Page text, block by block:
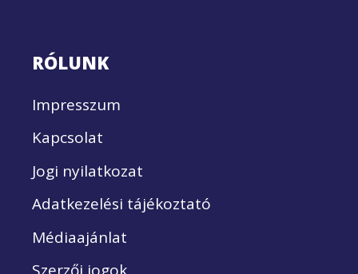
RÓLUNK
Impresszum
Kapcsolat
Jogi nyilatkozat
Adatkezelési tájékoztató
Médiaajánlat